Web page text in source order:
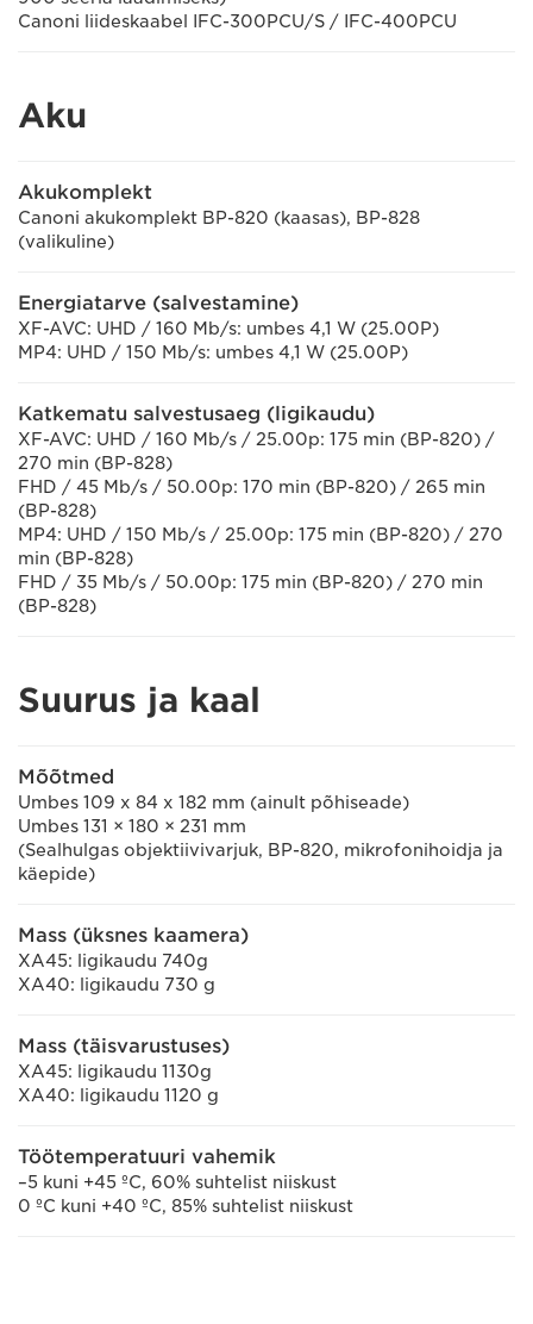
Canoni liideskaabel IFC-300PCU/S / IFC-400PCU
Aku
Akukomplekt
Canoni akukomplekt BP-820 (kaasas), BP-828
(valikuline)
Energiatarve (salvestamine)
XF-AVC: UHD / 160 Mb/s: umbes 4,1 W (25.00P)
MP4: UHD / 150 Mb/s: umbes 4,1 W (25.00P)
Katkematu salvestusaeg (ligikaudu)
XF-AVC: UHD / 160 Mb/s / 25.00p: 175 min (BP-820) /
270 min (BP-828)
FHD / 45 Mb/s / 50.00p: 170 min (BP-820) / 265 min
(BP-828)
MP4: UHD / 150 Mb/s / 25.00p: 175 min (BP-820) / 270
min (BP-828)
FHD / 35 Mb/s / 50.00p: 175 min (BP-820) / 270 min
(BP-828)
Suurus ja kaal
Mõõtmed
Umbes 109 x 84 x 182 mm (ainult põhiseade)
Umbes 131 × 180 × 231 mm
(Sealhulgas objektiivivarjuk, BP-820, mikrofonihoidja ja
käepide)
Mass (üksnes kaamera)
XA45: ligikaudu 740g
XA40: ligikaudu 730 g
Mass (täisvarustuses)
XA45: ligikaudu 1130g
XA40: ligikaudu 1120 g
Töötemperatuuri vahemik
–5 kuni +45 ºC, 60% suhtelist niiskust
0 ºC kuni +40 ºC, 85% suhtelist niiskust